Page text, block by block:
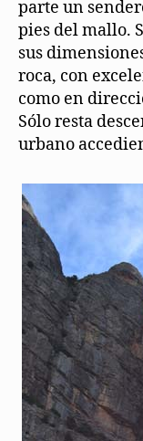
parte un
pies del mallo.
sus
roca, con
como en
Sólo resta
urbano